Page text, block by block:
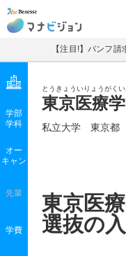
マナビジ
【注目!】パンフ
とうきょういりょうがくい
東京医療
私立大学 東京都
学部
学科
オー
キャン
先輩
学費
東京医
選抜の